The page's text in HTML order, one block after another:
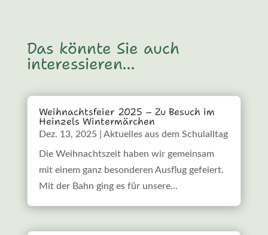
Das könnte Sie auch
interessieren…
Weihnachtsfeier 2025 – Zu Besuch im
Heinzels Wintermärchen
Dez. 13, 2025| Aktuelles aus dem Schulalltag
Die Weihnachtszeit haben wir gemeinsam
mit einem ganz besonderen Ausflug gefeiert.
Mit der Bahn ging es für unsere...